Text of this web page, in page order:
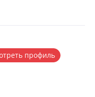
профиль